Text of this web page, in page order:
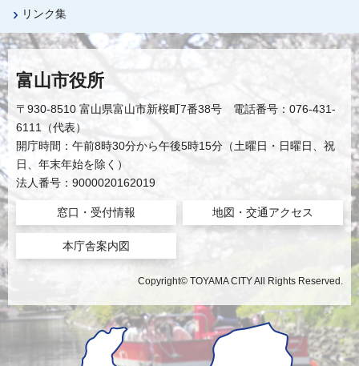
リンク集
富山市役所
〒930-8510 富山県富山市新桜町7番38号 電話番号：076-431-
6111（代表）
開庁時間：午前8時30分から午後5時15分（土曜日・日曜日、祝
日、年末年始を除く）
法人番号：9000020162019
窓口・受付情報 地図・交通アクセス
本庁舎案内図
Copyright© TOYAMA CITY All Rights Reserved.